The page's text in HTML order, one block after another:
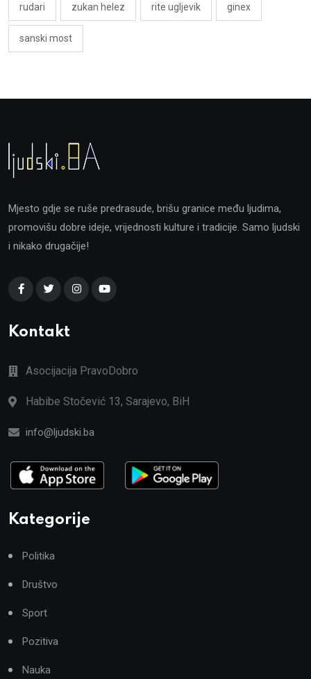
rudari zukan helez rite ugljevik ginex
sanski most
Mjesto gdje se ruše predrasude, brišu granice među ljudima,
promovišu dobre ideje, vrijednosti kulture i tradicije. Samo ljudski
i nikako drugačije!
Kontakt
Asocijacija PravoDobro
Habibe Stočević 13, Sarajevo, BiH
info@ljudski.ba
Kategorije
Politika
Društvo
Sport
Pozitiva
Nauka